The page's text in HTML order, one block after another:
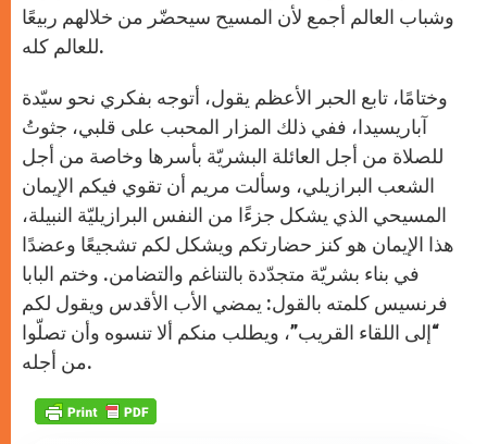
وشباب العالم أجمع لأن المسيح سيحضّر من خلالهم ربيعًا
للعالم كله.
وختامًا، تابع الحبر الأعظم يقول، أتوجه بفكري نحو سيّدة
آباريسيدا، ففي ذلك المزار المحبب على قلبي، جثوتُ
للصلاة من أجل العائلة البشريّة بأسرها وخاصة من أجل
الشعب البرازيلي، وسألت مريم أن تقوي فيكم الإيمان
المسيحي الذي يشكل جزءًا من النفس البرازيليّة النبيلة،
هذا الإيمان هو كنز حضارتكم ويشكل لكم تشجيعًا وعضدًا
في بناء بشريّة متجدّدة بالتناغم والتضامن. وختم البابا
فرنسيس كلمته بالقول: يمضي الأب الأقدس ويقول لكم
“إلى اللقاء القريب”، ويطلب منكم ألا تنسوه وأن تصلّوا
من أجله.